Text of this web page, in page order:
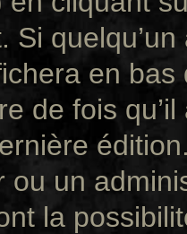
Si
en
de fois
ou un
la